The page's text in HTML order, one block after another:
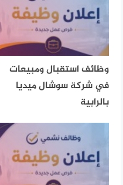
وظائف استقبال ومبيعات
في شركة سوشال ميديا
بالرابية